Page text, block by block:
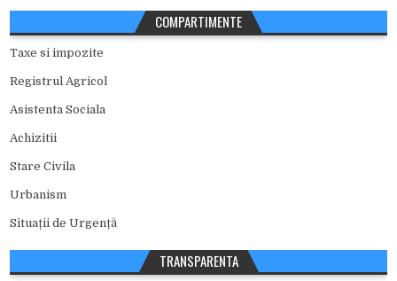
COMPARTIMENTE
Taxe si impozite
Registrul Agricol
Asistenta Sociala
Achizitii
Stare Civila
Urbanism
Situații de Urgență
TRANSPARENTA